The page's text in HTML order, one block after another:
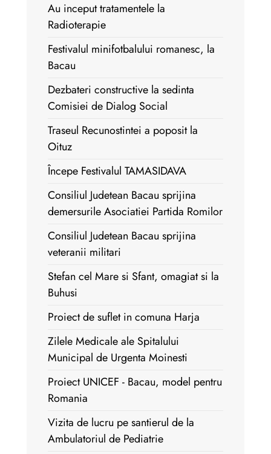
Au inceput tratamentele la
Radioterapie
Festivalul minifotbalului romanesc, la
Bacau
Dezbateri constructive la sedinta
Comisiei de Dialog Social
Traseul Recunostintei a poposit la
Oituz
Începe Festivalul TAMASIDAVA
Consiliul Judetean Bacau sprijina
demersurile Asociatiei Partida Romilor
Consiliul Judetean Bacau sprijina
veteranii militari
Stefan cel Mare si Sfant, omagiat si la
Buhusi
Proiect de suflet in comuna Harja
Zilele Medicale ale Spitalului
Municipal de Urgenta Moinesti
Proiect UNICEF - Bacau, model pentru
Romania
Vizita de lucru pe santierul de la
Ambulatoriul de Pediatrie